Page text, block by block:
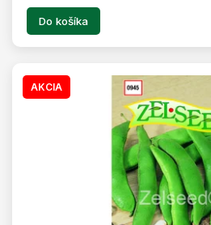
Do košíka
AKCIA